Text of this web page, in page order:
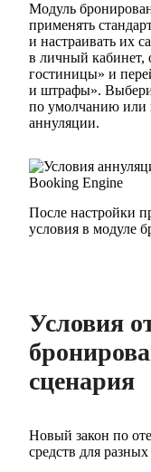
Модуль
применять
и настраивать их
в личный кабинет,
гостиницы» и
и штрафы».
по умолчанию или
аннуляции.
После настройки
условия в модуле
Условия
сценария
Новый закон по
средств для разных